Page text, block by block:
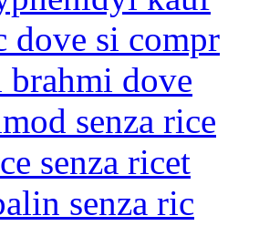
dove si compr
dove
senza rice
senza ricet
senza ric